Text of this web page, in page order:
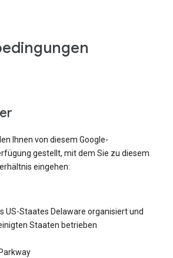
Ihnen von diesem Google-
gestellt, mit dem Sie zu diesem
eingehen:
US-Staates Delaware organisiert und
Staaten betrieben